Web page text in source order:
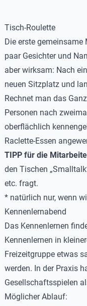
Tisch-Roulette
Die erste
paar Gesichter und
aber wirksam: Nach
neuen Sitzplatz und
Rechnet man das
Personen nach
oberflächlich
Raclette-Essen
TIPP für die
den Tischen
etc. fragt.
* natürlich nur, wenn
Kennenlernabend
Das Kennenlernen
Kennenlernen in
Freizeitgruppe etwas
werden. In der Praxis
Gesellschaftsspielen
Möglicher Ablauf: